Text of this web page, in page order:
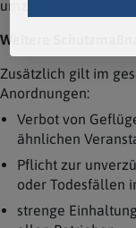
umzusetzen.
Weitere
Zusätzlich gilt im
Anordnungen:
Verbot von
ähnlichen
Pflicht zur
oder Todesfällen
strenge